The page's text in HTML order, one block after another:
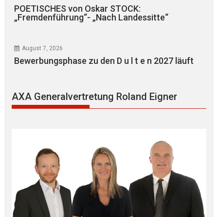
POETISCHES von Oskar STOCK:
„Fremdenführung“- „Nach Landessitte“
August 7, 2026
Bewerbungsphase zu den D u l t e n 2027 läuft
AXA Generalvertretung Roland Eigner